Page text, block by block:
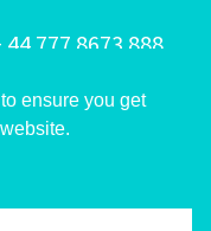
44 777 8673 888
Design by JB
ensure you get